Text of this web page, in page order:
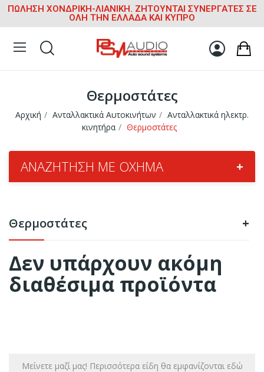
ΠΩΛΗΣΗ ΧΟΝΔΡΙΚΗ-ΛΙΑΝΙΚΗ. ΖΗΤΟΥΝΤΑΙ ΣΥΝΕΡΓΑΤΕΣ ΣΕ
ΟΛΗ ΤΗΝ ΕΛΛΑΔΑ ΚΑΙ ΚΥΠΡΟ
Θερμοστάτες
Αρχική Ανταλλακτικά Αυτοκινήτων
Ανταλλακτικά ηλεκτρ.
κινητήρα
Θερμοστάτες
ΑΝΑΖΉΤΗΣΗ ΜΕ ΌΧΗΜΑ +
Θερμοστάτες +
Δεν υπάρχουν ακόμη
διαθέσιμα προϊόντα
Μείνετε μαζί μας! Περισσότερα είδη θα εμφανίζονται εδώ